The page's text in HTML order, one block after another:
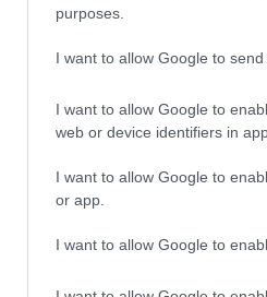
purposes.
I want to allow Google to
I want to allow Google to
web or device identifiers in
I want to allow Google to
or app.
I want to allow Google to
Transz/ Trance
(Kritika)